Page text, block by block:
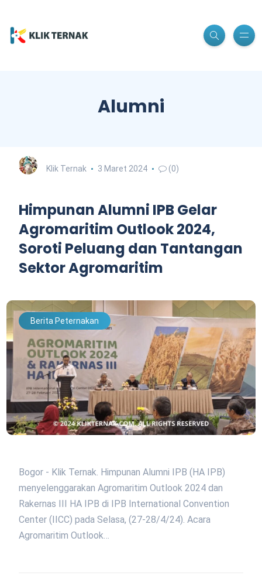
Alumni
Klik Ternak 3 Maret 2024 (0)
Himpunan Alumni IPB Gelar
Agromaritim Outlook 2024,
Soroti Peluang dan Tantangan
Sektor Agromaritim
Berita Peternakan
Bogor - Klik Ternak. Himpunan Alumni IPB (HA IPB)
menyelenggarakan Agromaritim Outlook 2024 dan
Rakernas III HA IPB di IPB International Convention
Center (IICC) pada Selasa, (27-28/4/24). Acara
Agromaritim Outlook…